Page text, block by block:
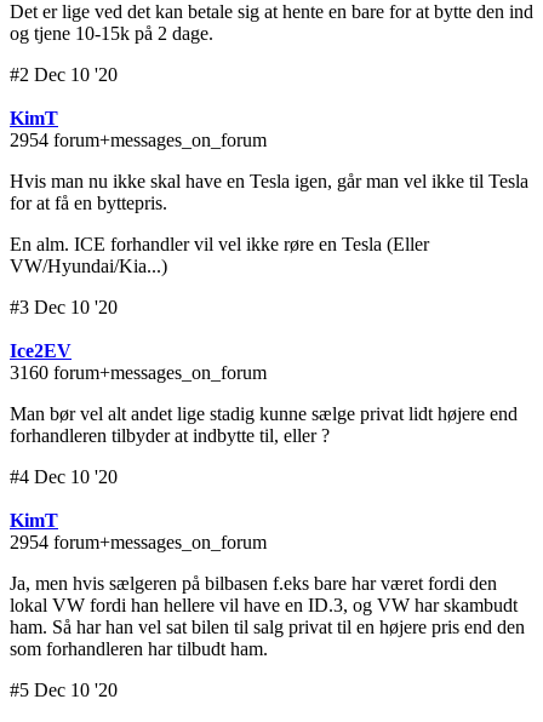
Det er lige ved det kan betale sig at hente en bare for at bytte den ind
og tjene 10-15k på 2 dage.
#2 Dec 10 '20
KimT
2954 forum+messages_on_forum
Hvis man nu ikke skal have en Tesla igen, går man vel ikke til Tesla
for at få en byttepris.
En alm. ICE forhandler vil vel ikke røre en Tesla (Eller
VW/Hyundai/Kia...)
#3 Dec 10 '20
Ice2EV
3160 forum+messages_on_forum
Man bør vel alt andet lige stadig kunne sælge privat lidt højere end
forhandleren tilbyder at indbytte til, eller ?
#4 Dec 10 '20
KimT
2954 forum+messages_on_forum
Ja, men hvis sælgeren på bilbasen f.eks bare har været fordi den
lokal VW fordi han hellere vil have en ID.3, og VW har skambudt
ham. Så har han vel sat bilen til salg privat til en højere pris end den
som forhandleren har tilbudt ham.
#5 Dec 10 '20